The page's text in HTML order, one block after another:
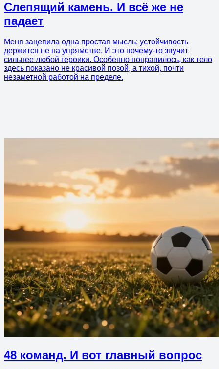
Слепящий камень. И всё же не
падает
Меня зацепила одна простая мысль: устойчивость
держится не на упрямстве. И это почему-то звучит
сильнее любой героики. Особенно понравилось, как тело
здесь показано не красивой позой, а тихой, почти
незаметной работой на пределе.
48 команд. И вот главный вопрос